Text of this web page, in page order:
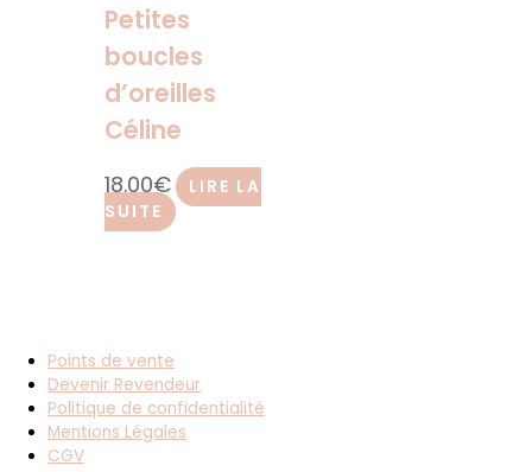
Petites
boucles
d’oreilles
Céline
18.00€
LIRE LA
SUITE
Points de vente
Devenir Revendeur
Politique de confidentialité
Mentions Légales
CGV